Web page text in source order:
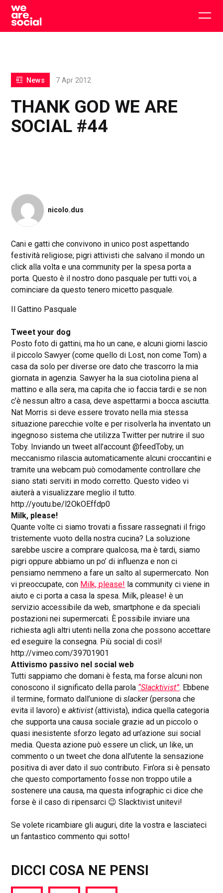
Skip
content
THANK GOD WE ARE
SOCIAL #44
News 7 Apr 2012
nicolo.dus
Cani e gatti che convivono in unico post aspettando
festività religiose; pigri attivisti che salvano il mondo un
click alla volta e una community per la spesa porta a
porta. Questo è il nostro dono pasquale per tutti voi, a
cominciare da questo tenero micetto pasquale.
Il Gattino Pasquale
Tweet your dog
Posto foto di gattini, ma ho un cane, e alcuni giorni lascio
il piccolo Sawyer (come quello di Lost, non come Tom) a
casa da solo per diverse ore dato che trascorro la mia
giornata in agenzia. Sawyer ha la sua ciotolina piena al
mattino e alla sera, ma capita che io faccia tardi e se non
c’è nessun altro a casa, deve aspettarmi a bocca asciutta.
Nat Morris si deve essere trovato nella mia stessa
situazione parecchie volte e per risolverla ha inventato un
ingegnoso sistema che utilizza Twitter per nutrire il suo
Toby. Inviando un tweet all’account @feedToby, un
meccanismo rilascia automaticamente alcuni croccantini e
tramite una webcam può comodamente controllare che
siano stati serviti in modo corretto. Questo video vi
aiuterà a visualizzare meglio il tutto.
http://youtu.be/l2OkOEffdp0
Milk, please!
Quante volte ci siamo trovati a fissare rassegnati il frigo
tristemente vuoto della nostra cucina? La soluzione
sarebbe uscire a comprare qualcosa, ma è tardi, siamo
pigri oppure abbiamo un po’ di influenza e non ci
pensiamo nemmeno a fare un salto al supermercato. Non
vi preoccupate, con Milk, please! la community ci viene in
aiuto e ci porta a casa la spesa. Milk, please! è un
servizio accessibile da web, smartphone e da speciali
postazioni nei supermercati. È possibile inviare una
richiesta agli altri utenti nella zona che possono accettare
ed eseguire la consegna. Più social di così!
http://vimeo.com/39701901
Attivismo passivo nel social web
Tutti sappiamo che domani è festa, ma forse alcuni non
conoscono il significato della parola “Slacktivist”. Ebbene
il termine, formato dall’unione dislacker(persona che
evita il lavoro) eaktivist (attivista), indica quella categoria
che supporta una causa sociale grazie ad un piccolo o
quasi inesistente sforzo legato ad un’azione sui social
media. Questa azione può essere un click, un like, un
commento o un tweet che dona all’utente la sensazione
positiva di aver dato il suo contributo. Fin’ora si è pensato
che questo comportamento fosse non troppo utile a
sostenere una causa, ma questa infographic ci dice che
forse è il caso di ripensarci 😉 Slacktivist unitevi!
Se volete ricambiare gli auguri, dite la vostra e lasciateci
un fantastico commento qui sotto!
DICCI COSA NE PENSI